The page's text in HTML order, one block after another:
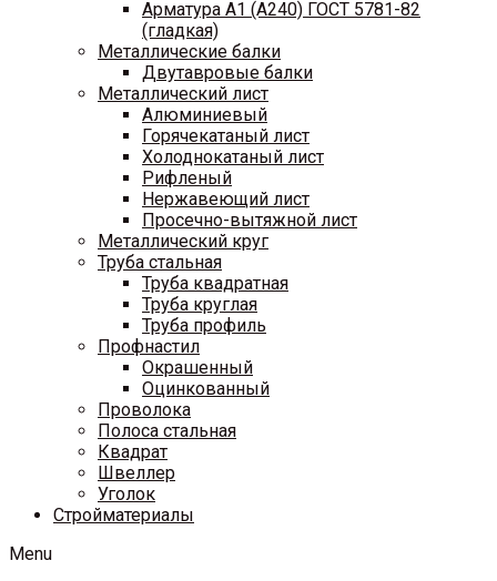
Арматура A1 (A240) ГОСТ 5781-82
(гладкая)
Металлические балки
Двутавровые балки
Металлический лист
Алюминиевый
Горячекатаный лист
Холоднокатаный лист
Рифленый
Нержавеющий лист
Просечно-вытяжной лист
Металлический круг
Труба стальная
Труба квадратная
Труба круглая
Труба профиль
Профнастил
Окрашенный
Оцинкованный
Проволока
Полоса стальная
Квадрат
Швеллер
Уголок
Стройматериалы
Menu